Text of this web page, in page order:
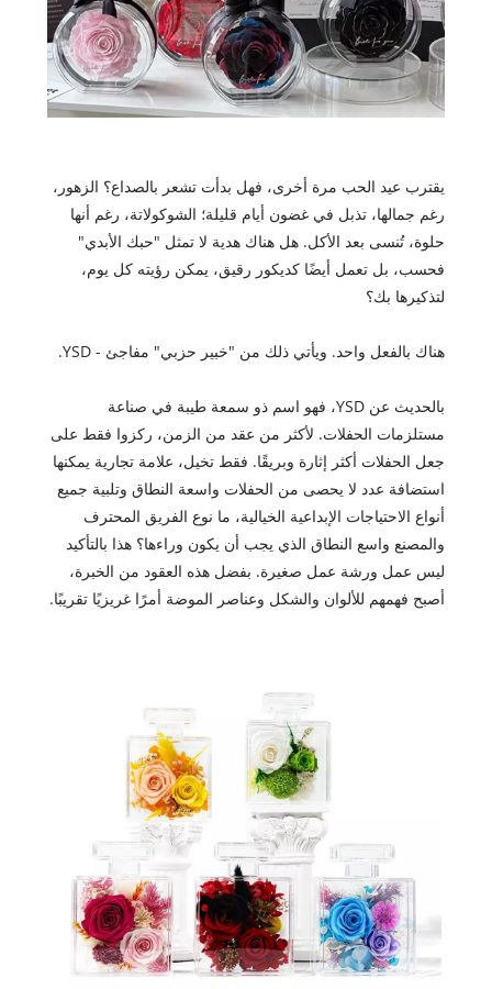
يقترب عيد الحب مرة أخرى، فهل بدأت تشعر بالصداع؟ الزهور،
رغم جمالها، تذبل في غضون أيام قليلة؛ الشوكولاتة، رغم أنها
حلوة، تُنسى بعد الأكل. هل هناك هدية لا تمثل "حبك الأبدي"
فحسب، بل تعمل أيضًا كديكور رقيق، يمكن رؤيته كل يوم،
لتذكيرها بك؟
هناك بالفعل واحد. ويأتي ذلك من "خبير حزبي" مفاجئ - YSD.
بالحديث عن YSD، فهو اسم ذو سمعة طيبة في صناعة
مستلزمات الحفلات. لأكثر من عقد من الزمن، ركزوا فقط على
جعل الحفلات أكثر إثارة وبريقًا. فقط تخيل، علامة تجارية يمكنها
استضافة عدد لا يحصى من الحفلات واسعة النطاق وتلبية جميع
أنواع الاحتياجات الإبداعية الخيالية، ما نوع الفريق المحترف
والمصنع واسع النطاق الذي يجب أن يكون وراءها؟ هذا بالتأكيد
ليس عمل ورشة عمل صغيرة. بفضل هذه العقود من الخبرة،
أصبح فهمهم للألوان والشكل وعناصر الموضة أمرًا غريزيًا تقريبًا.